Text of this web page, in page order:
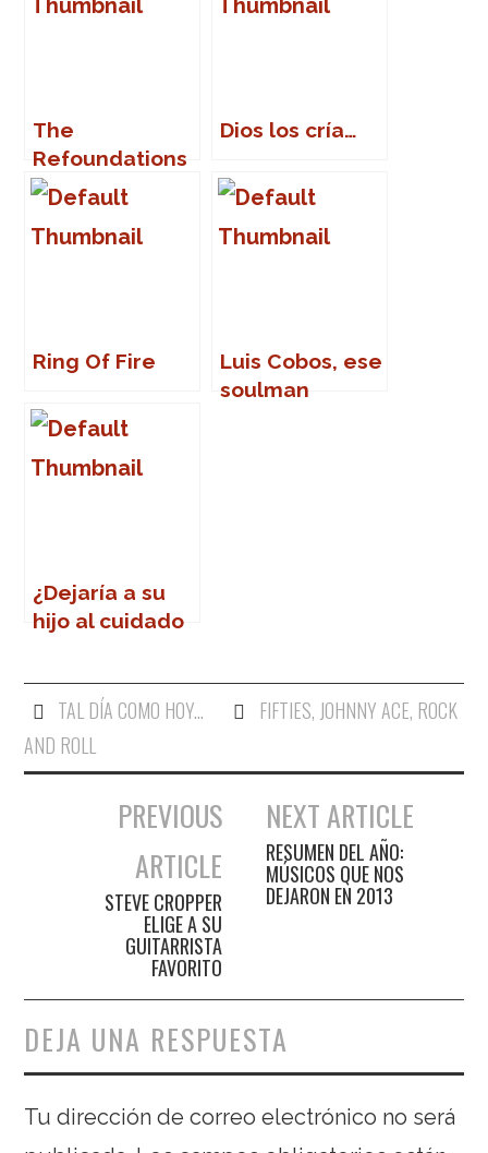
The
Refoundations
en Marbella
Dios los cría…
Ring Of Fire
Luis Cobos, ese
soulman
¿Dejaría a su
hijo al cuidado
individuo?
TAL DÍA COMO HOY... FIFTIES, JOHNNY ACE, ROCK
AND ROLL
Navegación de entradas
PREVIOUS
ARTICLE
STEVE CROPPER
ELIGE A SU
GUITARRISTA
FAVORITO
NEXT ARTICLE
RESUMEN DEL AÑO:
MÚSICOS QUE NOS
DEJARON EN 2013
DEJA UNA RESPUESTA
Tu dirección de correo electrónico no será